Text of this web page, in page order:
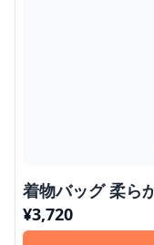
着物バッグ 柔ら
¥3,720